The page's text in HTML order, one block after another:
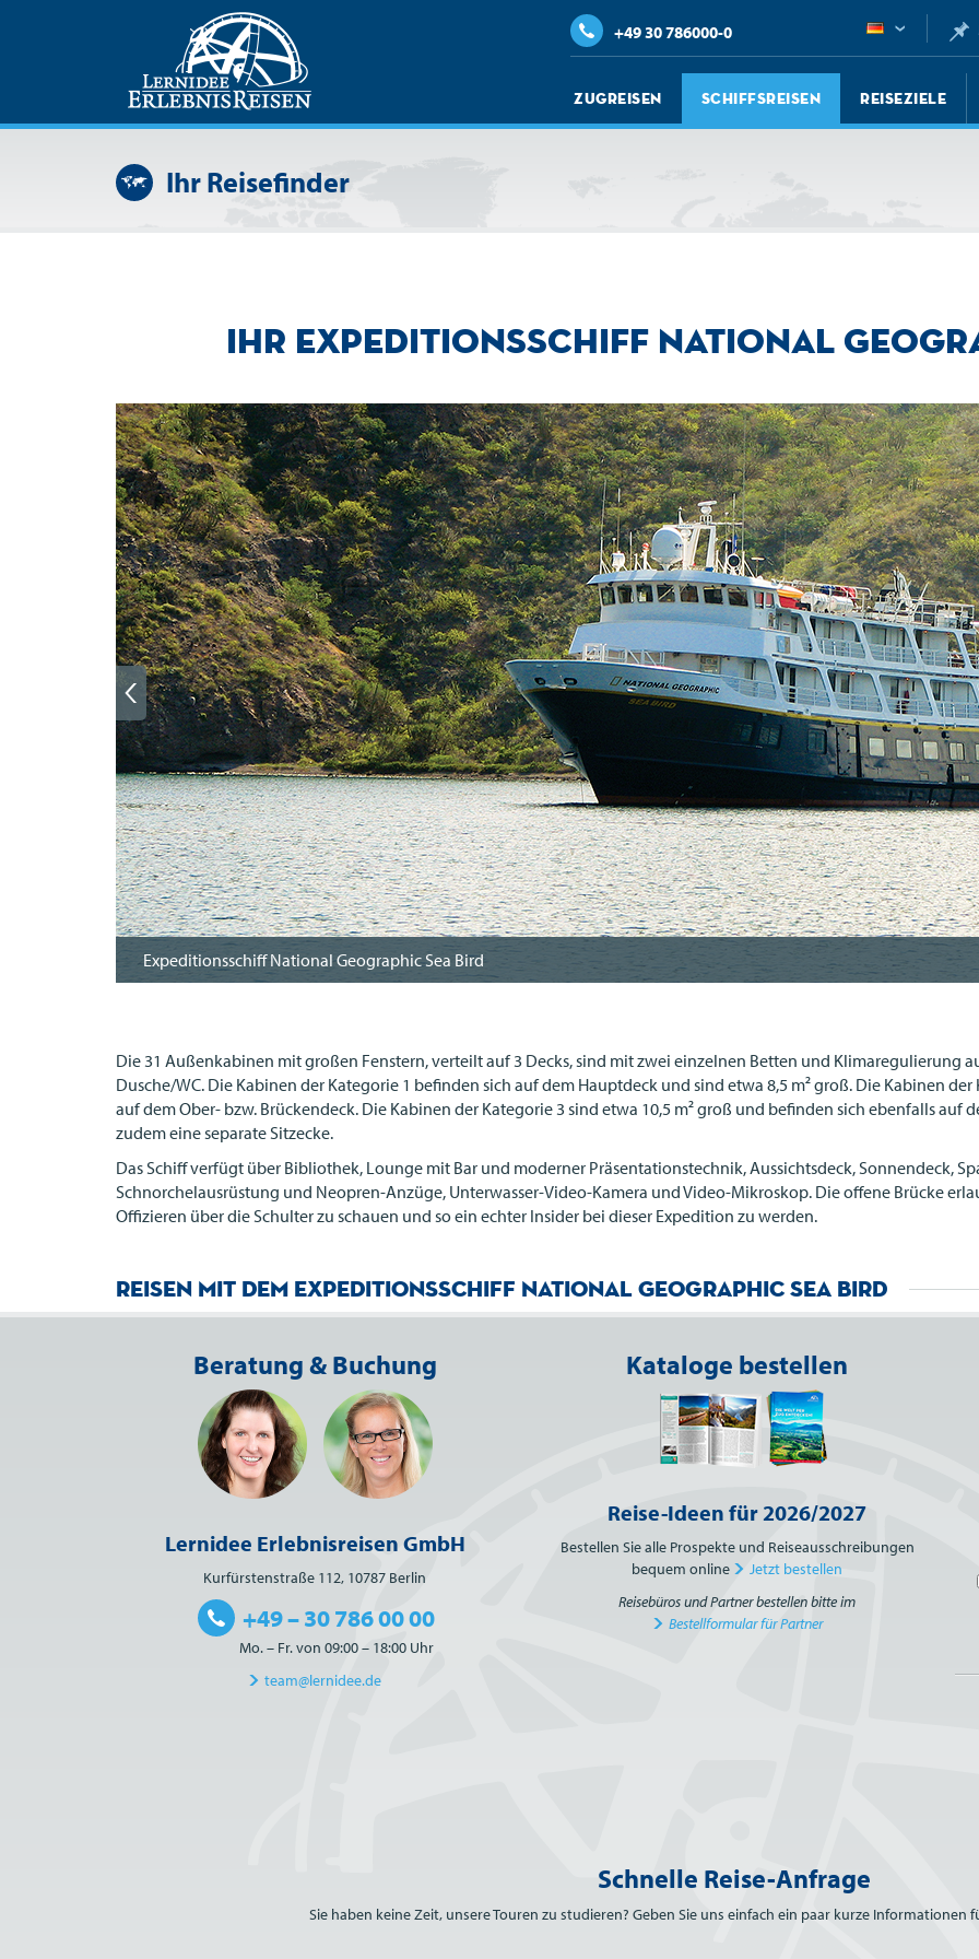
+49 30 786000-0
Zugreisen Schiffsreisen Reiseziele
Ihr Reisefinder
Ihr Expeditionsschiff National
Expeditionsschiff National Geographic Sea Bird
Die 31 Außenkabinen mit großen Fenstern, verteilt auf 3 Decks, sind mit zwei einzelnen Betten und Klimaregulierung
Dusche/WC. Die Kabinen der Kategorie 1 befinden sich auf dem Hauptdeck und sind etwa 8,5 m² groß. Die Kabinen
auf dem Ober- bzw. Brückendeck. Die Kabinen der Kategorie 3 sind etwa 10,5 m² groß und befinden sich ebenfalls auf
zudem eine separate Sitzecke.
Das Schiff verfügt über Bibliothek, Lounge mit Bar und moderner Präsentationstechnik, Aussichtsdeck, Sonnendeck,
Schnorchelausrüstung und Neopren-Anzüge, Unterwasser-Video-Kamera und Video-Mikroskop. Die offene Brücke
Offizieren über die Schulter zu schauen und so ein echter Insider bei dieser Expedition zu werden.
Reisen mit dem Expeditionsschiff National Geographic Sea Bird
Beratung & Buchung
Lernidee Erlebnisreisen GmbH
Kurfürstenstraße 112, 10787 Berlin
+49 – 30 786 00 00
Mo. – Fr. von 09:00 – 18:00 Uhr
team@lernidee.de
Kataloge bestellen
Reise-Ideen für 2026/2027
Bestellen Sie alle Prospekte und Reiseausschreibungen
bequem online
Jetzt bestellen
Reisebüros und Partner bestellen bitte im
Bestellformular für Partner
Schnelle Reise-Anfrage
Sie haben keine Zeit, unsere Touren zu studieren? Geben Sie uns einfach ein paar kurze Informationen